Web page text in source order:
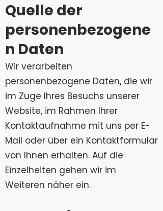
Quelle der
personenbezogene
n Daten
Wir verarbeiten
personenbezogene Daten, die wir
im Zuge Ihres Besuchs unserer
Website, im Rahmen Ihrer
Kontaktaufnahme mit uns per E-
Mail oder über ein Kontaktformular
von Ihnen erhalten. Auf die
Einzelheiten gehen wir im
Weiteren näher ein.